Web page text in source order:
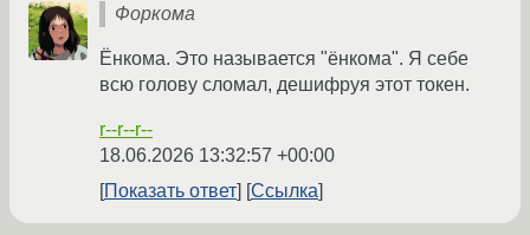
Форкома
Ёнкома. Это называется "ёнкома". Я себе
всю голову сломал, дешифруя этот токен.
r--r--r--
18.06.2026 13:32:57 +00:00
Показать ответ
Ссылка